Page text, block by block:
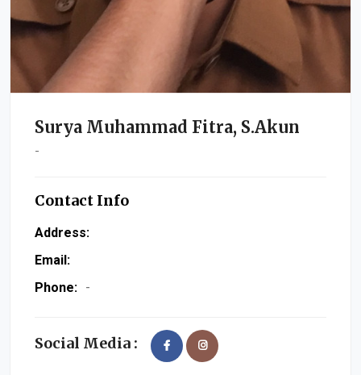
Surya Muhammad Fitra, S.Akun
-
Contact Info
Address:
Email:
Phone: -
Social Media :